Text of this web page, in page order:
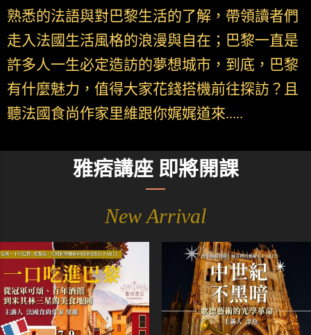
熟悉的法語與對巴黎生活的了解，帶領讀者們
走入法國生活風格的浪漫與自在；巴黎一直是
許多人一生必定造訪的夢想城市，到底，巴黎
有什麼魅力，值得大家花錢搭機前往探訪？且
聽法國食尚作家里維跟你娓娓道來.....
雅痞講座 即將開課
New Arrival